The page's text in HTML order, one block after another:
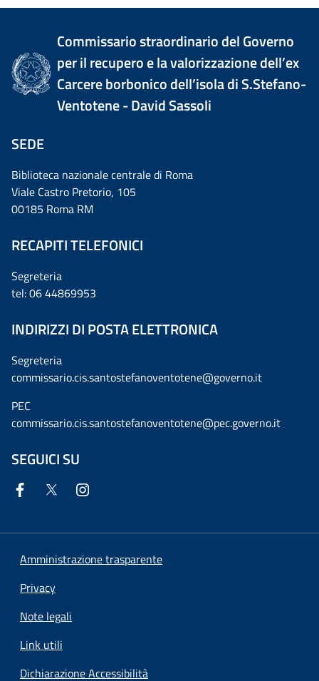
Commissario straordinario del Governo
per il recupero e la valorizzazione dell’ex
Carcere borbonico dell’isola di S.Stefano-
Ventotene - David Sassoli
SEDE
Biblioteca nazionale centrale di Roma
Viale Castro Pretorio, 105
00185 Roma RM
RECAPITI TELEFONICI
Segreteria
tel: 06 44869953
INDIRIZZI DI POSTA ELETTRONICA
Segreteria
commissario.cis.santostefanoventotene@governo.it
PEC
commissario.cis.santostefanoventotene@pec.governo.it
SEGUICI SU
Amministrazione trasparente
Privacy
Note legali
Link utili
Dichiarazione Accessibilità